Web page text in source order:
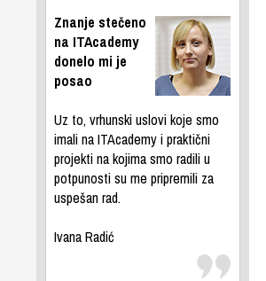
Znanje stečeno
na ITAcademy
donelo mi je
posao
Uz to, vrhunski uslovi koje smo
imali na ITAcademy i praktični
projekti na kojima smo radili u
potpunosti su me pripremili za
uspešan rad.
Ivana Radić